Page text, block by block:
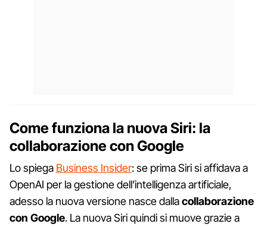
Come funziona la nuova Siri: la
collaborazione con Google
Lo spiega Business Insider: se prima Siri si affidava a
OpenAI per la gestione dell’intelligenza artificiale,
adesso la nuova versione nasce dallacollaborazione
con Google. La nuova Siri quindi si muove grazie a